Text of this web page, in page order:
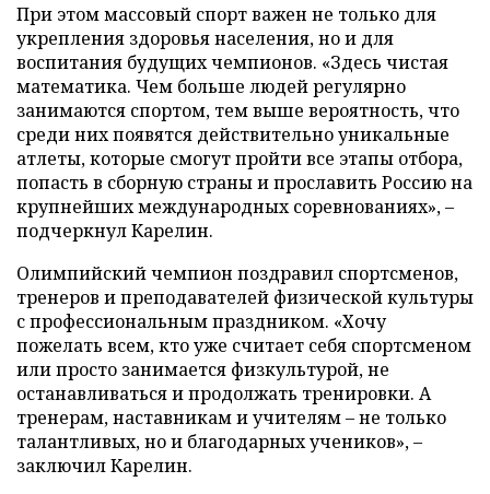
При этом массовый спорт важен не только для
укрепления здоровья населения, но и для
воспитания будущих чемпионов. «Здесь чистая
математика. Чем больше людей регулярно
занимаются спортом, тем выше вероятность, что
среди них появятся действительно уникальные
атлеты, которые смогут пройти все этапы отбора,
попасть в сборную страны и прославить Россию на
крупнейших международных соревнованиях», –
подчеркнул Карелин.
Олимпийский чемпион поздравил спортсменов,
тренеров и преподавателей физической культуры
с профессиональным праздником. «Хочу
пожелать всем, кто уже считает себя спортсменом
или просто занимается физкультурой, не
останавливаться и продолжать тренировки. А
тренерам, наставникам и учителям – не только
талантливых, но и благодарных учеников», –
заключил Карелин.